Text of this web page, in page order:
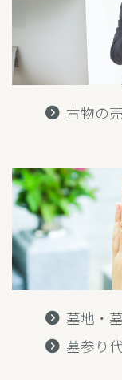
古物の
墓地・
墓参り